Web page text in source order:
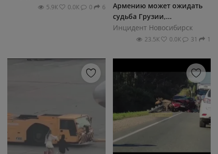
5.9К 0.0К 0 6
Армению может ожидать
судьба Грузии,...
Инцидент Новосибирск
23.5К 0.0К 31 1